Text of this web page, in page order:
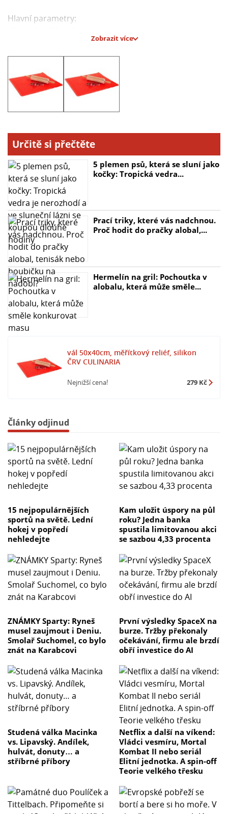
Hlavní parametry:
- Barva: červená
Zobrazit více
Určitě si přečtěte
5 plemen psů, která se sluní jako
kočky: Tropická vedra...
Prací triky, které vás nadchnou.
Proč hodit do pračky alobal,...
Hermelín na gril: Pochoutka v
alobalu, která může směle...
vál 50x40cm, měřítkový reliéf, silikon
ČRV CULINARIA
Nejnižší cena! 279 Kč
Články odjinud
15 nejpopulárnějších
sportů na světě. Lední
hokej v popředí
nehledejte
Kam uložit úspory na půl
roku? Jedna banka
spustila limitovanou akci
se sazbou 4,33 procenta
ZNÁMKY Sparty: Ryneš
musel zaujmout i Deniu.
Smolař Suchomel, co bylo
znát na Karabcovi
První výsledky SpaceX na
burze. Tržby překonaly
očekávání, firmu ale brzdí
obří investice do AI
Studená válka Macinka
vs. Lipavský. Andílek,
hulvát, donuty… a
stříbrné příbory
Netflix a další na víkend:
Vládci vesmíru, Mortal
Kombat II nebo seriál
Elitní jednotka. A spin-off
Teorie velkého třesku